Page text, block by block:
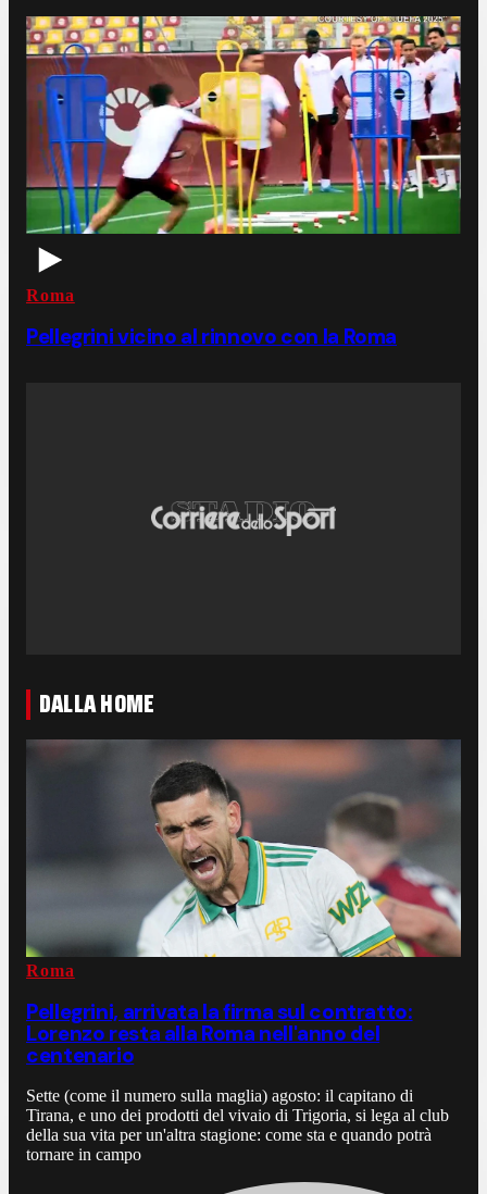
Roma
Pellegrini vicino al rinnovo con la Roma
DALLA HOME
Roma
Pellegrini, arrivata la firma sul contratto:
Lorenzo resta alla Roma nell'anno del
centenario
Sette (come il numero sulla maglia) agosto: il capitano di
Tirana, e uno dei prodotti del vivaio di Trigoria, si lega al club
della sua vita per un'altra stagione: come sta e quando potrà
tornare in campo